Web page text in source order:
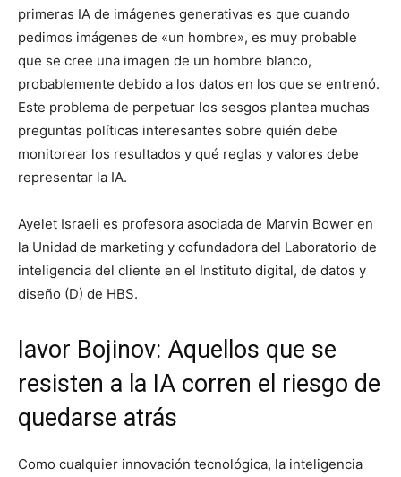
primeras IA de imágenes generativas es que cuando
pedimos imágenes de «un hombre», es muy probable
que se cree una imagen de un hombre blanco,
probablemente debido a los datos en los que se entrenó.
Este problema de perpetuar los sesgos plantea muchas
preguntas políticas interesantes sobre quién debe
monitorear los resultados y qué reglas y valores debe
representar la IA.
Ayelet Israeli es profesora asociada de Marvin Bower en
la Unidad de marketing y cofundadora del Laboratorio de
inteligencia del cliente en el Instituto digital, de datos y
diseño (D) de HBS.
Iavor Bojinov: Aquellos que se
resisten a la IA corren el riesgo de
quedarse atrás
Como cualquier innovación tecnológica, la inteligencia